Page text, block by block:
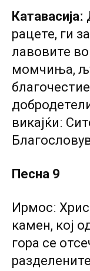
Катавасијаː
рацете, ги
лавовите
момчиња,
викајќиː
Песна 9
Ирмосː
камен, кој
гора се